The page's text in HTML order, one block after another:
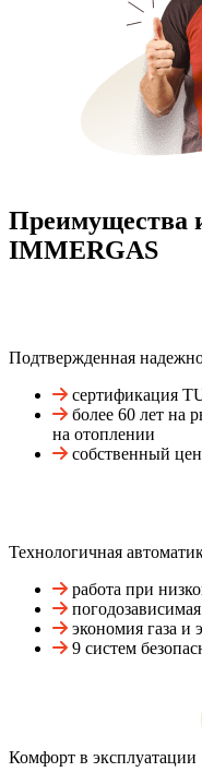
Преимущества
IMMERGAS
Подтвержденная
сертификация
более 60 лет на
на отоплении
собственный
Технологичная
работа при
экономия газа и
9 систем
Комфорт в эксплуатации